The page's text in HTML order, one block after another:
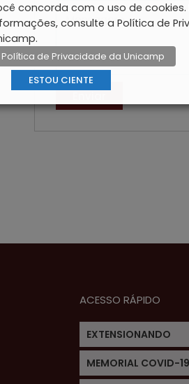
ACESSO RÁPIDO
EXTENSIONANDO
MEMORIAL COVID-19
concorda com o uso de cookies.
consulte a Política de
Política de Privacidade da Unicamp
ESTOU CIENTE